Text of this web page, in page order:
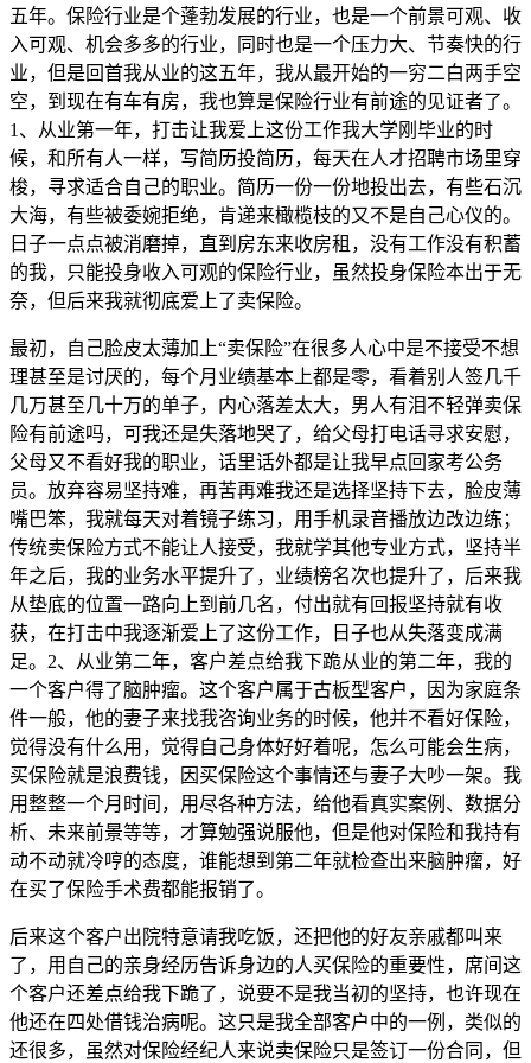
五年。保险行业是个蓬勃发展的行业，也是一个前景可观、收
入可观、机会多多的行业，同时也是一个压力大、节奏快的行
业，但是回首我从业的这五年，我从最开始的一穷二白两手空
空，到现在有车有房，我也算是保险行业有前途的见证者了。
1、从业第一年，打击让我爱上这份工作我大学刚毕业的时
候，和所有人一样，写简历投简历，每天在人才招聘市场里穿
梭，寻求适合自己的职业。简历一份一份地投出去，有些石沉
大海，有些被委婉拒绝，肯递来橄榄枝的又不是自己心仪的。
日子一点点被消磨掉，直到房东来收房租，没有工作没有积蓄
的我，只能投身收入可观的保险行业，虽然投身保险本出于无
奈，但后来我就彻底爱上了卖保险。
最初，自己脸皮太薄加上“卖保险”在很多人心中是不接受不想
理甚至是讨厌的，每个月业绩基本上都是零，看着别人签几千
几万甚至几十万的单子，内心落差太大，男人有泪不轻弹卖保
险有前途吗，可我还是失落地哭了，给父母打电话寻求安慰，
父母又不看好我的职业，话里话外都是让我早点回家考公务
员。放弃容易坚持难，再苦再难我还是选择坚持下去，脸皮薄
嘴巴笨，我就每天对着镜子练习，用手机录音播放边改边练；
传统卖保险方式不能让人接受，我就学其他专业方式，坚持半
年之后，我的业务水平提升了，业绩榜名次也提升了，后来我
从垫底的位置一路向上到前几名，付出就有回报坚持就有收
获，在打击中我逐渐爱上了这份工作，日子也从失落变成满
足。2、从业第二年，客户差点给我下跪从业的第二年，我的
一个客户得了脑肿瘤。这个客户属于古板型客户，因为家庭条
件一般，他的妻子来找我咨询业务的时候，他并不看好保险，
觉得没有什么用，觉得自己身体好好着呢，怎么可能会生病，
买保险就是浪费钱，因买保险这个事情还与妻子大吵一架。我
用整整一个月时间，用尽各种方法，给他看真实案例、数据分
析、未来前景等等，才算勉强说服他，但是他对保险和我持有
动不动就冷哼的态度，谁能想到第二年就检查出来脑肿瘤，好
在买了保险手术费都能报销了。
后来这个客户出院特意请我吃饭，还把他的好友亲戚都叫来
了，用自己的亲身经历告诉身边的人买保险的重要性，席间这
个客户还差点给我下跪了，说要不是我当初的坚持，也许现在
他还在四处借钱治病呢。这只是我全部客户中的一例，类似的
还很多，虽然对保险经纪人来说卖保险只是签订一份合同，但